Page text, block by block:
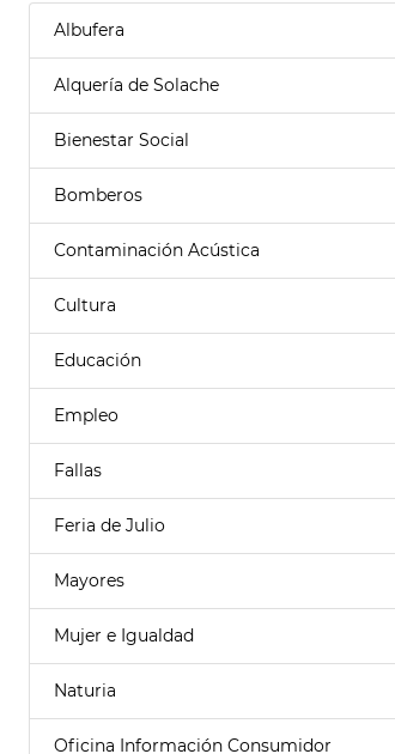
Albufera
Alquería de Solache
Bienestar Social
Bomberos
Contaminación Acústica
Cultura
Educación
Empleo
Fallas
Feria de Julio
Mayores
Mujer e Igualdad
Naturia
Oficina Información Consumidor